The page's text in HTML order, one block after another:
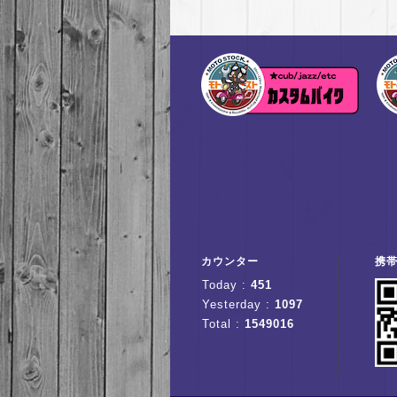
カウンター
Today : 451
Yesterday : 1097
Total : 1549016
携